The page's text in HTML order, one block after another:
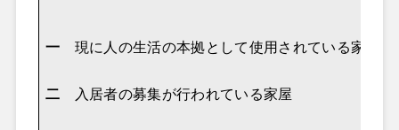
一 現に人の生活の本拠として使用されている家屋
二 入居者の募集が行われている家屋